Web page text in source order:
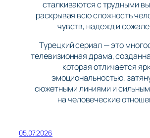
сталкиваются с трудными
раскрывая всю сложность
чувств, надежд и
Турецкий сериал — это
телевизионная драма,
которая отличается
эмоциональностью,
сюжетными линиями и
на человеческие
05.07.2026